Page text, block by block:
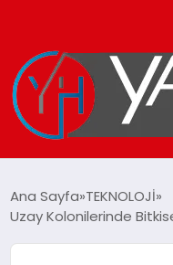
SPOR
Ana Sayfa TEKNOLOJİ
Uzay Kolonilerinde